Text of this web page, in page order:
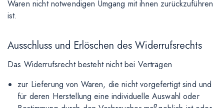
Waren nicht notwendigen Umgang mit ihnen zurückzuführen
ist.
Ausschluss und Erlöschen des Widerrufsrechts
Das Widerrufsrecht besteht nicht bei Verträgen
zur Lieferung von Waren, die nicht vorgefertigt sind und
für deren Herstellung eine individuelle Auswahl oder